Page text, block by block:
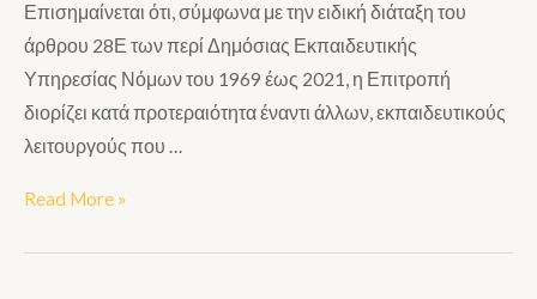
Επισημαίνεται ότι, σύμφωνα με την ειδική διάταξη του
άρθρου 28Ε των περί Δημόσιας Εκπαιδευτικής
Υπηρεσίας Νόμων του 1969 έως 2021, η Επιτροπή
διορίζει κατά προτεραιότητα έναντι άλλων, εκπαιδευτικούς
λειτουργούς που …
Read More »